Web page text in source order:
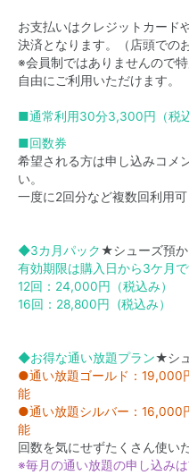
お支払いはクレジットカード
決済となります。（店頭での
※会員制ではありませんので
自由にご利用いただけます。
■通常利用30分3,300円（税込
■回数券
希望される方は申し込みコメ
い。
一度に2回分など複数回利用
◆3カ月パック★シューズ預
有効期限は購入日から3ケ月
12回：24,000円（税込み）
16回：28,800円 (税込み）
◆お得な通い放題プラン★シ
●通い放題ゴールド：19,000
能
●通い放題シルバー：16,000
能
回数を気にせずたくさん使い
※毎月の通い放題の申し込み